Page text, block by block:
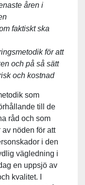
åren i
faktiskt ska
för att
och på så sätt
och kostnad
som
till de
råd och som
nöden för att
i den
vägledning i
en uppsjö av
kvalitet. I